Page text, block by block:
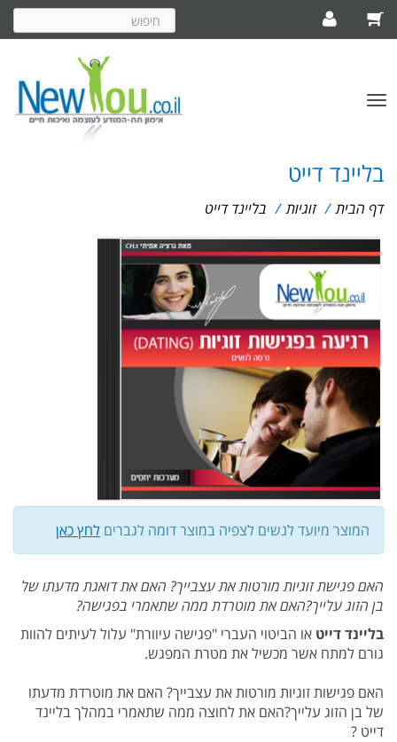
חיפוש
באתר
פתח/סגור
בליינד דייט
דף הבית / זוגיות / בליינד דייט
המוצר מיועד לנשים לצפיה במוצר דומה לגברים לחץ כאן
האם פגישת זוגיות מורטות את עצבייך? האם את דואגת מדעתו של
בן הזוג עלייך?האם את מוטרדת ממה שתאמרי בפגישה?
בליינד דייט או הביטוי העברי "פגישה עיוורת" עלול לעיתים להוות
גורם למתח אשר מכשיל את מטרת המפגש.
האם פגישות זוגיות מורטות את עצבייך? האם את מוטרדת מדעתו
של בן הזוג עלייך?האם את לחוצה ממה שתאמרי במהלך בליינד
דייט ?